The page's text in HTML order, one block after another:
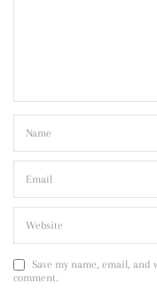
Save my name, email,
comment.